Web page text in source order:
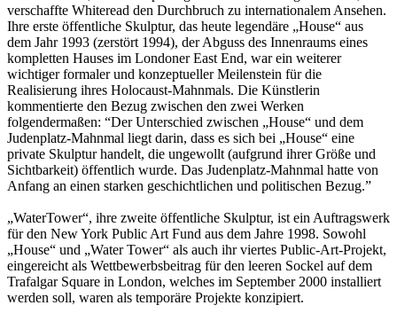
verschaffte Whiteread den Durchbruch zu internationalem Ansehen.
Ihre erste öffentliche Skulptur, das heute legendäre „House“ aus
dem Jahr 1993 (zerstört 1994), der Abguss des Innenraums eines
kompletten Hauses im Londoner East End, war ein weiterer
wichtiger formaler und konzeptueller Meilenstein für die
Realisierung ihres Holocaust-Mahnmals. Die Künstlerin
kommentierte den Bezug zwischen den zwei Werken
folgendermaßen: “Der Unterschied zwischen „House“ und dem
Judenplatz-Mahnmal liegt darin, dass es sich bei „House“ eine
private Skulptur handelt, die ungewollt (aufgrund ihrer Größe und
Sichtbarkeit) öffentlich wurde. Das Judenplatz-Mahnmal hatte von
Anfang an einen starken geschichtlichen und politischen Bezug.”
„WaterTower“, ihre zweite öffentliche Skulptur, ist ein Auftragswerk
für den New York Public Art Fund aus dem Jahre 1998. Sowohl
„House“ und „Water Tower“ als auch ihr viertes Public-Art-Projekt,
eingereicht als Wettbewerbsbeitrag für den leeren Sockel auf dem
Trafalgar Square in London, welches im September 2000 installiert
werden soll, waren als temporäre Projekte konzipiert.